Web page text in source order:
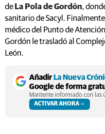
de La Pola de Gordón,
sanitario de Sacyl.
médico del Punto de
Gordón le trasladó al
León.
AñadirLa Nueva
Google de forma
Mantente informado con las
ACTIVAR AHORA